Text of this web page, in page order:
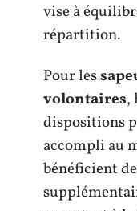
vise à
répartition.
Pour les
volontaires,
dispositions
accompli au
bénéficient